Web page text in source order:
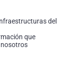
del
que